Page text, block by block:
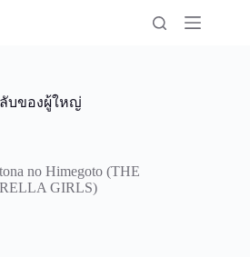
บของผู้ใหญ่
no Himegoto (THE
GIRLS)